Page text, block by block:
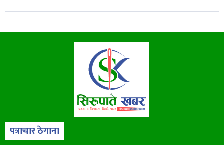
पत्राचार ठेगाना